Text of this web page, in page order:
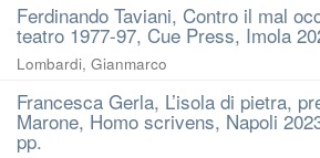
Ferdinando Taviani, Contro il mal
teatro 1977-97, Cue Press, Imola
Lombardi, Gianmarco
Francesca Gerla, L’isola di pietra,
Marone, Homo scrivens, Napoli
pp.